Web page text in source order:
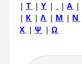
| T | Y | |Α |
| Κ | Λ | Μ | Ν
Χ | Ψ | Ω